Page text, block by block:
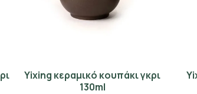
Yixing κεραμικό κουπάκι γκρι
130ml